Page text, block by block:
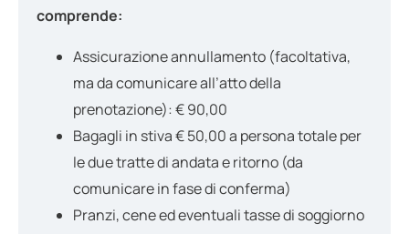
comprende:
Assicurazione annullamento (facoltativa,
ma da comunicare all’atto della
prenotazione): € 90,00
Bagagli in stiva € 50,00 a persona totale per
le due tratte di andata e ritorno (da
comunicare in fase di conferma)
Pranzi, cene ed eventuali tasse di soggiorno